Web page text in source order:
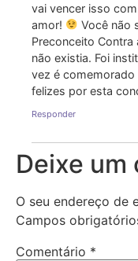
vai vencer isso
amor!
Você não
Preconceito
não existia. Foi
vez é
felizes por esta
Responder
Deixe um
O seu endereço de
Campos
Comentário *